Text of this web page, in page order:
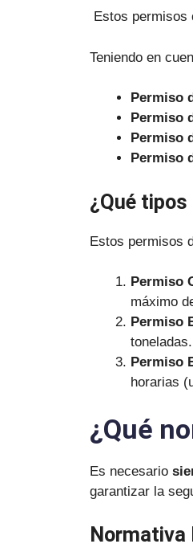
Estos permisos
Teniendo en
Permiso
Permiso
Permiso
Permiso
¿Qué
Estos permisos
Permiso
máximo
Permiso
Permiso
horarias
¿Qué
Es necesario
garantizar la
Normativa